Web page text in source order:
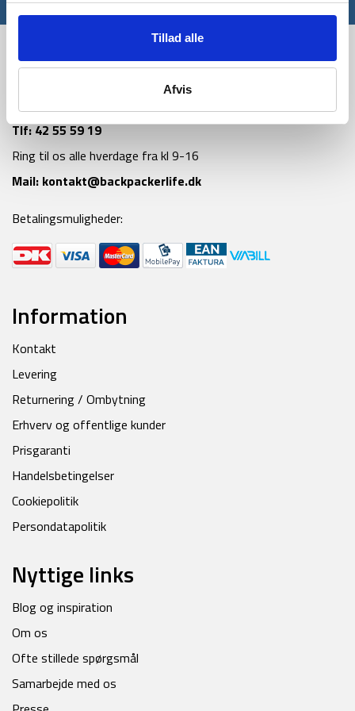
Tillad alle
Afvis
Tlf:42 55 59 19
Ring til os alle hverdage fra kl 9-16
Mail: kontakt@backpackerlife.dk
Betalingsmuligheder:
Information
Kontakt
Levering
Returnering / Ombytning
Erhverv og offentlige kunder
Prisgaranti
Handelsbetingelser
Cookiepolitik
Persondatapolitik
Nyttige links
Blog og inspiration
Om os
Ofte stillede spørgsmål
Samarbejde med os